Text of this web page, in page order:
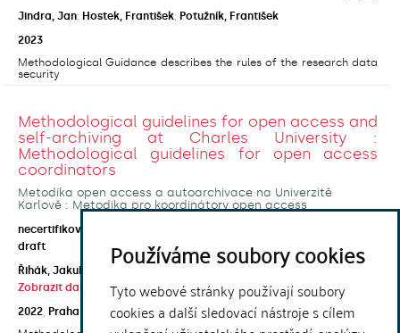
Používáme soubory cookies
Tyto webové stránky používají soubory
cookies a další sledovací nástroje s cílem
Jindra, Jan; Hostek, František; Potužník, František
2023
Methodological Guidance describes the rules of the research data
security
Methodological guidelines for open access and
self-archiving at Charles University :
Methodological guidelines for open access
coordinators
Metodika open access a autoarchivace na Univerzitě
Karlově : Metodika pro koordinátory open access
necertifikovaná metodika
draft
Řihák, Jakub
Zobrazit další autory
2022 Praha
Univerzita Karlova, Ústřední knihovna